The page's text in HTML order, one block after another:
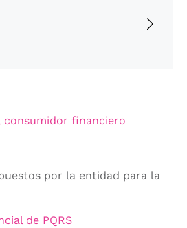
consumidor financiero
por la entidad para la
de PQRS